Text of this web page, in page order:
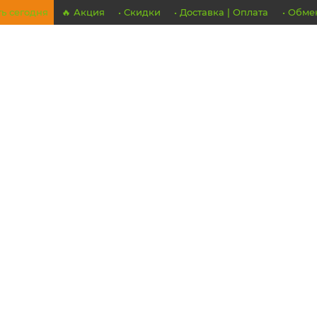
сегодня 🔥 Акция • Скидки • Доставка | Оплата •